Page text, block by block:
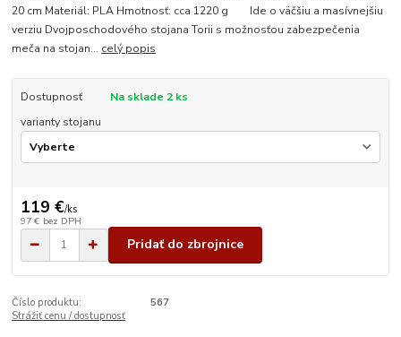
20 cm Materiál: PLA Hmotnosť: cca 1220 g Ide o väčšiu a masívnejšiu
verziu Dvojposchodového stojana Torii s možnosťou zabezpečenia
meča na stojan... celý popis
Dostupnosť
Na sklade 2 ks
varianty stojanu
119 €/ks
97 € bez DPH
Pridať do zbrojnice
Číslo produktu:
567
Strážiť cenu / dostupnosť